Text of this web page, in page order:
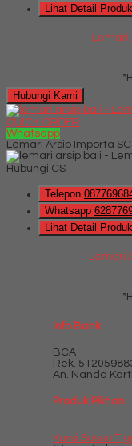
Lihat Detail Produk
Lemari
Hubungi Kami
QUICK ORDER
Whatsapp
Lemari Arsip Importa
Hubungi CS
Telepon
Whatsapp
Lihat Detail Produk
Lemari
Info Bank
BCA
Rek.
An. Nanda
Produk Pilihan
Kursi Susun